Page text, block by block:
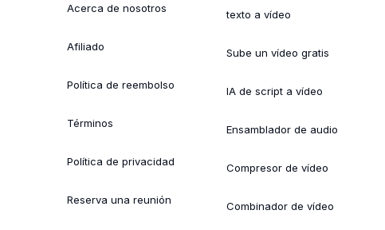
Acerca de nosotros
Afiliado
Política de reembolso
Términos
Política de privacidad
Reserva una reunión
texto a vídeo
Sube un vídeo gratis
IA de script a vídeo
Ensamblador de audio
Compresor de vídeo
Combinador de vídeo